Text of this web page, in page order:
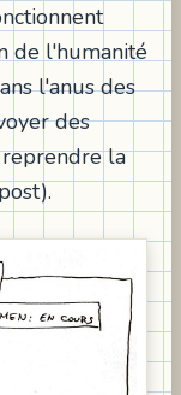
de l'humanité
l'anus des
des
la